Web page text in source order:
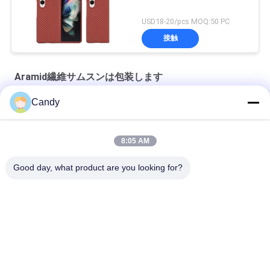
USD18-20/pcs MOQ:50 PC
接触
Aramid繊維サムスンは包装します
Ecoの薄いあや織りのAramid繊維のサムスンS20の保護例
Candy
8:05 AM
Good day, what product are you looking for?